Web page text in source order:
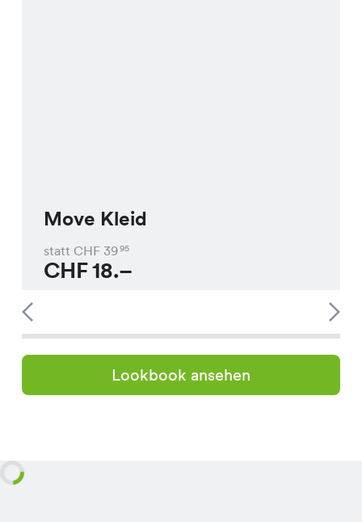
Move Kleid
statt CHF 3995
CHF18.–
Lookbook ansehen